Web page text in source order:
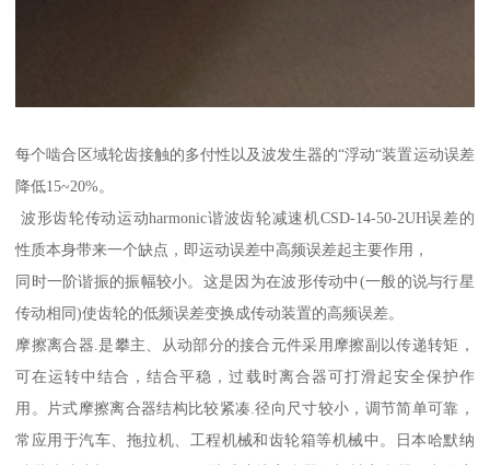
每个啮合区域轮齿接触的多付性以及波发生器的“浮动“装置运动误差
降低15~20%。
波形齿轮传动运动harmonic谐波齿轮减速机CSD-14-50-2UH误差的
性质本身带来一个缺点，即运动误差中高频误差起主要作用，
同时一阶谐振的振幅较小。这是因为在波形传动中(一般的说与行星
传动相同)使齿轮的低频误差变换成传动装置的高频误差。
摩擦离合器.是攀主、从动部分的接合元件采用摩擦副以传递转矩，
可在运转中结合，结合平稳，过载时离合器可打滑起安全保护作
用。片式摩擦离合器结构比较紧凑.径向尺寸较小，调节简单可靠，
常应用于汽车、拖拉机、工程机械和齿轮箱等机械中。日本哈默纳